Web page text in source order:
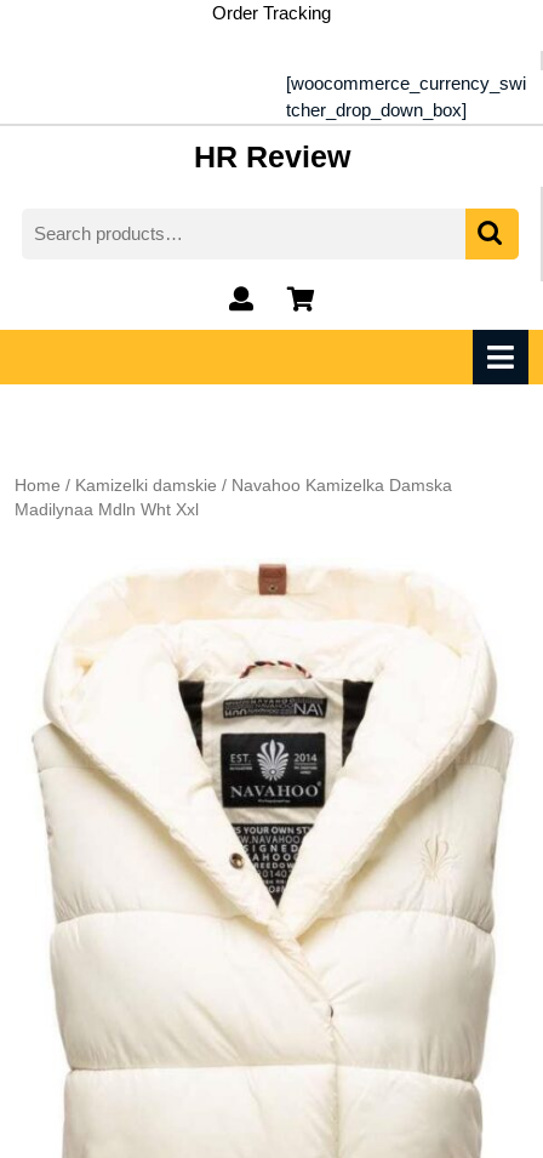
Order Tracking
[woocommerce_currency_swi
tcher_drop_down_box]
HR Review
for:
My
Account
shopping
cart
Home / Kamizelki damskie / Navahoo Kamizelka Damska
Madilynaa Mdln Wht Xxl